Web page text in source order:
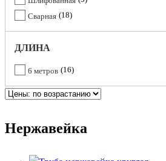
Сварная 18
ДЛИНА
6 метров 16
Нержавейка